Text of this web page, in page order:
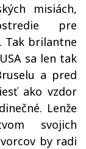
misiách,
pre
Tak brilantne
sa len tak
a pred
ako vzdor
Lenže
svojich
by radi